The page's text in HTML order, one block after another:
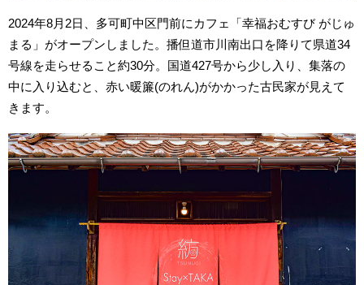
2024年8月2日、多可町中区門前にカフェ「幸福おむすび がじゅ
まる」がオープンしました。播但道市川南出口を降りて県道34
号線を走らせること約30分。国道427号から少し入り、集落の
中に入り込むと、赤い暖簾(のれん)がかかった古民家が見えて
きます。